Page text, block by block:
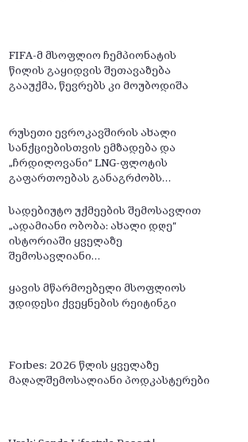
FIFA-მ მსოფლიო ჩემპიონატის
წილის გაყიდვის შეთავაზება
გააუქმა, წევრებს კი მოუბოდიშა
რუსეთი ევროკავშირის ახალი
სანქციებისთვის ემზადება და
„ჩრდილოვანი“ LNG-ფლოტის
გაფართოებას განაგრძობს…
სადებიუტო უქმეების შემოსავლით
„ადამიანი ობობა: ახალი დღე“
ისტორიაში ყველაზე
შემოსავლიანი…
ყავის მწარმოებელი მსოფლიოს
უდიდესი ქვეყნების რეიტინგი
Forbes: 2026 წლის ყველაზე
მაღალშემოსალიანი პოდკასტერები